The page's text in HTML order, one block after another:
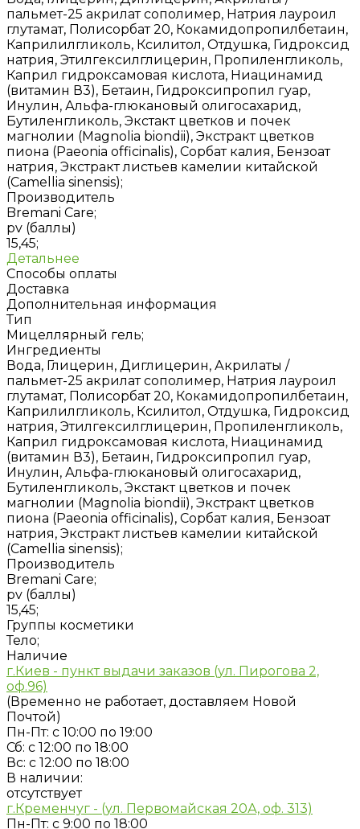
пальмет-25 акрилат сополимер, Натрия лауроил
глутамат, Полисорбат 20, Кокамидопропилбетаин,
Каприлилгликоль, Ксилитол, Отдушка, Гидроксид
натрия, Этилгексилглицерин, Пропиленгликоль,
Каприл гидроксамовая кислота, Ниацинамид
(витамин В3), Бетаин, Гидроксипропил гуар,
Инулин, Альфа-глюкановый олигосахарид,
Бутиленгликоль, Экстакт цветков и почек
магнолии (Magnolia biondii), Экстракт цветков
пиона (Paeonia officinalis), Сорбат калия, Бензоат
натрия, Экстракт листьев камелии китайской
(Camellia sinensis);
Производитель
Bremani Care;
pv (баллы)
15,45;
Детальнее
Способы оплаты
Доставка
Дополнительная информация
Тип
Мицеллярный гель;
Ингредиенты
Вода, Глицерин, Диглицерин, Акрилаты /
пальмет-25 акрилат сополимер, Натрия лауроил
глутамат, Полисорбат 20, Кокамидопропилбетаин,
Каприлилгликоль, Ксилитол, Отдушка, Гидроксид
натрия, Этилгексилглицерин, Пропиленгликоль,
Каприл гидроксамовая кислота, Ниацинамид
(витамин В3), Бетаин, Гидроксипропил гуар,
Инулин, Альфа-глюкановый олигосахарид,
Бутиленгликоль, Экстакт цветков и почек
магнолии (Magnolia biondii), Экстракт цветков
пиона (Paeonia officinalis), Сорбат калия, Бензоат
натрия, Экстракт листьев камелии китайской
(Camellia sinensis);
Производитель
Bremani Care;
pv (баллы)
15,45;
Группы косметики
Тело;
Наличие
г.Киев - пункт выдачи заказов (ул. Пирогова 2,
оф.96)
(Временно не работает, доставляем Новой
Почтой)
Пн-Пт: с 10:00 по 19:00
Сб: с 12:00 по 18:00
Вс: с 12:00 по 18:00
В наличии:
отсутствует
г.Кременчуг - (ул. Первомайская 20А, оф. 313)
Пн-Пт: с 9:00 по 18:00